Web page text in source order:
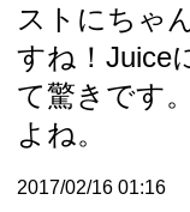
ストにちゃ
すね！Juice
て驚きです
よね。
2017/02/16 01:16